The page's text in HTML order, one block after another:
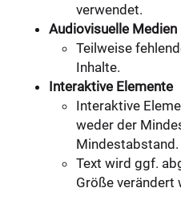
verwendet.
Audiovisuelle Medien
Teilweise
Inhalte.
Interaktive Elemente
Interaktive
weder der
Mindestabstand.
Text wird ggf.
Größe verändert